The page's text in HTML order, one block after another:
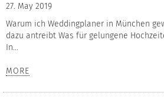
27. May 2019
Warum ich Weddingplaner in München
dazu antreibt Was für gelungene
In...
MORE